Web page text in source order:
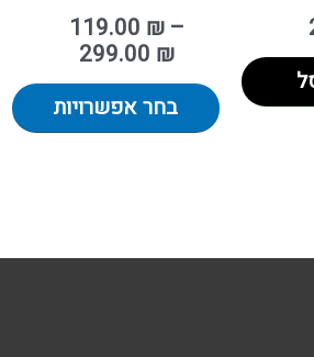
119.00 ₪–
299.00 ₪
בחר אפשרויות